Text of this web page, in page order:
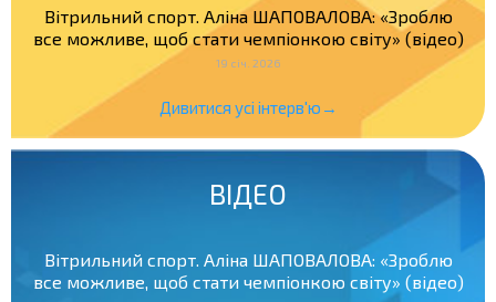
Вітрильний спорт. Аліна ШАПОВАЛОВА: «Зроблю
все можливе, щоб стати чемпіонкою світу» (відео)
19 січ. 2026
Дивитися усі інтерв'ю→
ВІДЕО
Вітрильний спорт. Аліна ШАПОВАЛОВА: «Зроблю
все можливе, щоб стати чемпіонкою світу» (відео)